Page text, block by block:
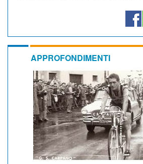
APPROFONDIMENTI